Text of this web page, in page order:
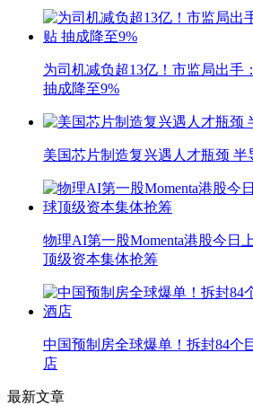
为司机减负超13亿！市监局出手
抽成降至9%
美国芯片制造复兴遇人才瓶颈 半
物理AI第一股Momenta港股今日
顶级资本集体抢筹
中国预制房全球爆单！拆封84个
店
最新文章